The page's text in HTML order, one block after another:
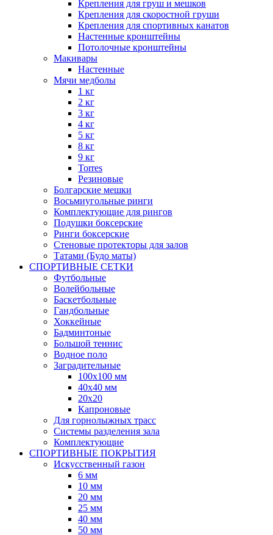
Крепления для груш и мешков
Крепления для скоростной груши
Крепления для спортивных канатов
Настенные кронштейны
Потолочные кронштейны
Макивары
Настенные
Мячи медболы
1 кг
2 кг
3 кг
4 кг
5 кг
8 кг
9 кг
Torres
Резиновые
Болгарские мешки
Восьмиугольные ринги
Комплектующие для рингов
Подушки боксерские
Ринги боксерские
Стеновые протекторы для залов
Татами (Будо маты)
СПОРТИВНЫЕ СЕТКИ
Футбольные
Волейбольные
Баскетбольные
Гандбольные
Хоккейные
Бадминтоные
Большой теннис
Водное поло
Заградительные
100х100 мм
40х40 мм
20х20
Капроновые
Для горнолыжных трасс
Системы разделения зала
Комплектующие
СПОРТИВНЫЕ ПОКРЫТИЯ
Искусственный газон
6 мм
10 мм
20 мм
25 мм
40 мм
50 мм